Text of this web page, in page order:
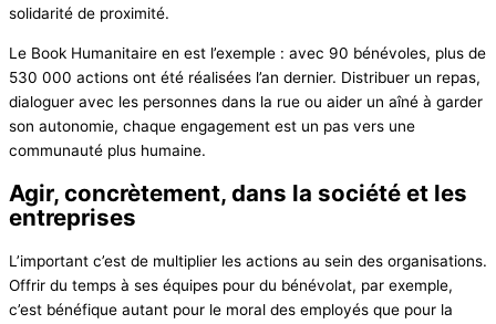
solidarité de proximité.
Le Book Humanitaire en est l’exemple : avec 90 bénévoles, plus de
530 000 actions ont été réalisées l’an dernier. Distribuer un repas,
dialoguer avec les personnes dans la rue ou aider un aîné à garder
son autonomie, chaque engagement est un pas vers une
communauté plus humaine.
Agir, concrètement, dans la société et les
entreprises
L’important c’est de multiplier les actions au sein des organisations.
Offrir du temps à ses équipes pour du bénévolat, par exemple,
c’est bénéfique autant pour le moral des employés que pour la